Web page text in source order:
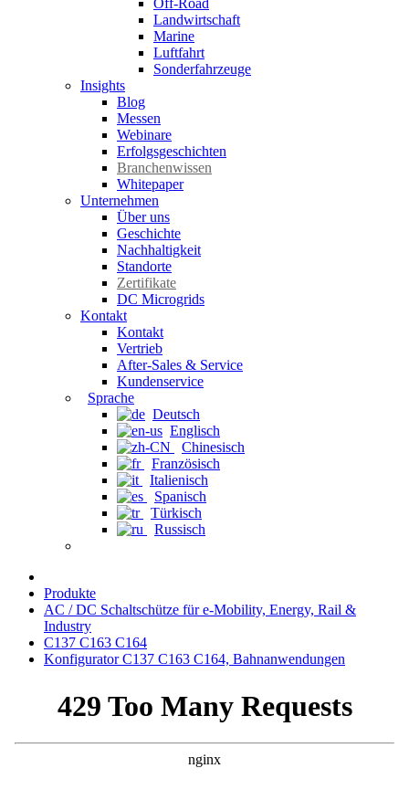
Off-Road
Landwirtschaft
Marine
Luftfahrt
Sonderfahrzeuge
Insights
Blog
Messen
Webinare
Erfolgsgeschichten
Branchenwissen
Whitepaper
Unternehmen
Über uns
Geschichte
Nachhaltigkeit
Standorte
Zertifikate
DC Microgrids
Kontakt
Kontakt
Vertrieb
After-Sales & Service
Kundenservice
Sprache
Deutsch
Englisch
Chinesisch
Französisch
Italienisch
Spanisch
Türkisch
Russisch
Produkte
AC / DC Schaltschütze für e-Mobility, Energy, Rail &
Industry
C137 C163 C164
Konfigurator C137 C163 C164, Bahnanwendungen